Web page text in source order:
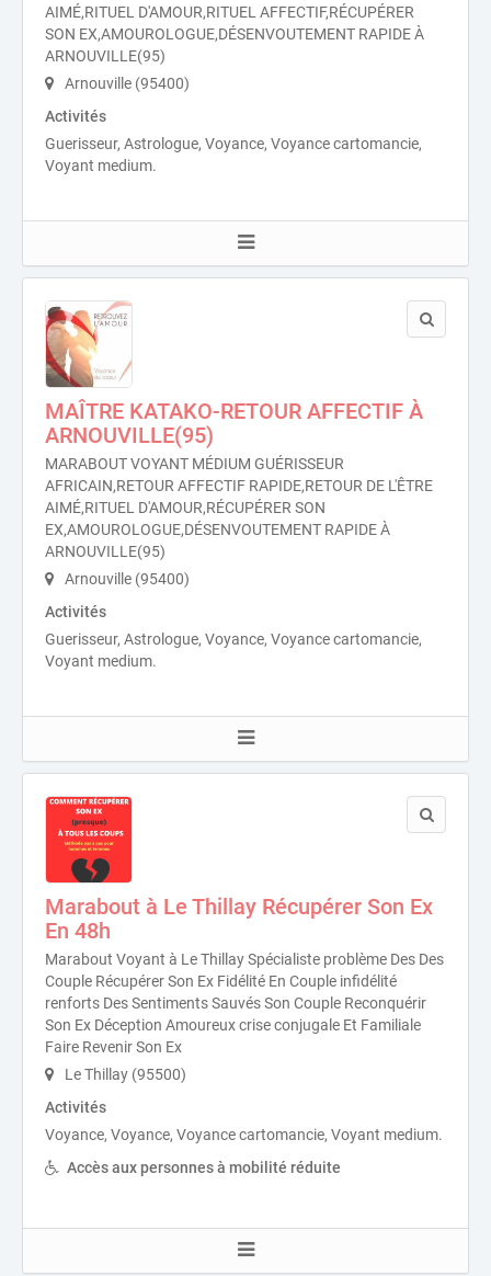
AIMÉ,RITUEL D'AMOUR,RITUEL AFFECTIF,RÉCUPÉRER
SON EX,AMOUROLOGUE,DÉSENVOUTEMENT RAPIDE À
ARNOUVILLE(95)
Arnouville (95400)
Activités
Guerisseur, Astrologue, Voyance, Voyance cartomancie,
Voyant medium.
MAÎTRE KATAKO-RETOUR AFFECTIF À
ARNOUVILLE(95)
MARABOUT VOYANT MÉDIUM GUÉRISSEUR
AFRICAIN,RETOUR AFFECTIF RAPIDE,RETOUR DE L'ÊTRE
AIMÉ,RITUEL D'AMOUR,RÉCUPÉRER SON
EX,AMOUROLOGUE,DÉSENVOUTEMENT RAPIDE À
ARNOUVILLE(95)
Arnouville (95400)
Activités
Guerisseur, Astrologue, Voyance, Voyance cartomancie,
Voyant medium.
Marabout à Le Thillay Récupérer Son Ex
En 48h
Marabout Voyant à Le Thillay Spécialiste problème Des Des
Couple Récupérer Son Ex Fidélité En Couple infidélité
renforts Des Sentiments Sauvés Son Couple Reconquérir
Son Ex Déception Amoureux crise conjugale Et Familiale
Faire Revenir Son Ex
Le Thillay (95500)
Activités
Voyance, Voyance, Voyance cartomancie, Voyant medium.
Accès aux personnes à mobilité réduite